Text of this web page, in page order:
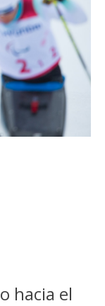
hacia el